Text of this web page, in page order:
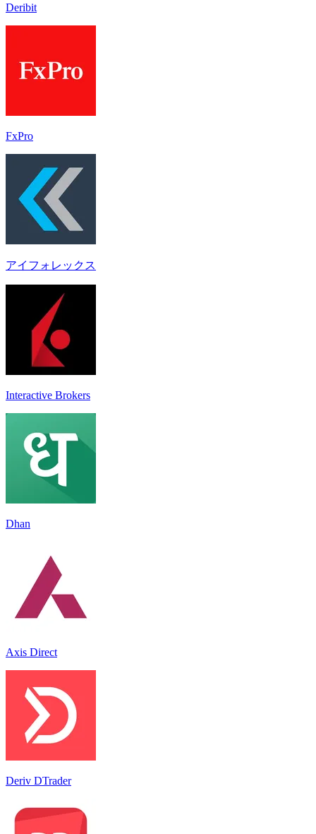
Deribit
FxPro
アイフォレックス
Interactive Brokers
Dhan
Axis Direct
Deriv DTrader